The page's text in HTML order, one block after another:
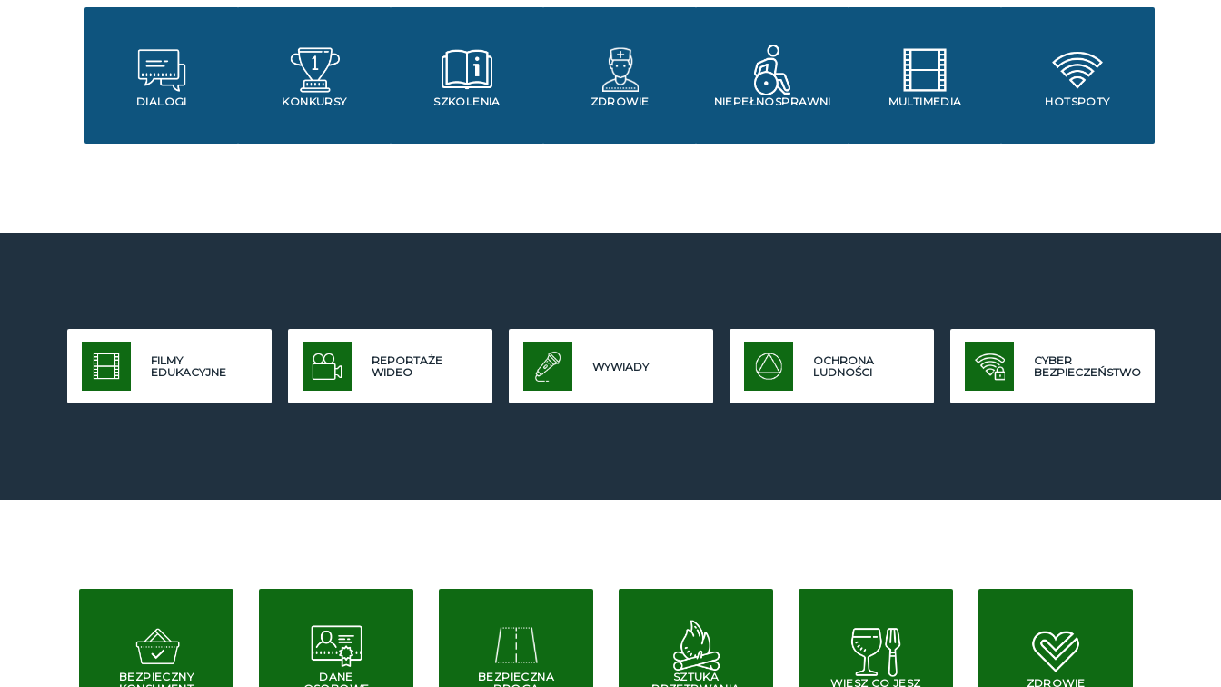
DIALOGI KONKURSY SZKOLENIA ZDROWIE NIEPEŁNOSPRAWNI MULTIMEDIA HOTSPOTY
FILMY
EDUKACYJNE
REPORTAŻE
WIDEO
WYWIADY
OCHRONA
LUDNOŚCI
CYBER
BEZPIECZEŃSTWO
BEZPIECZNY
DANE
BEZPIECZNA
SZTUKA
WIESZ CO JESZ ZDROWIE